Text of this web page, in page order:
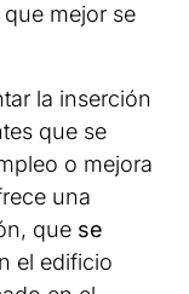
mejor se
la inserción
que se
o mejora
una
que se
el edificio